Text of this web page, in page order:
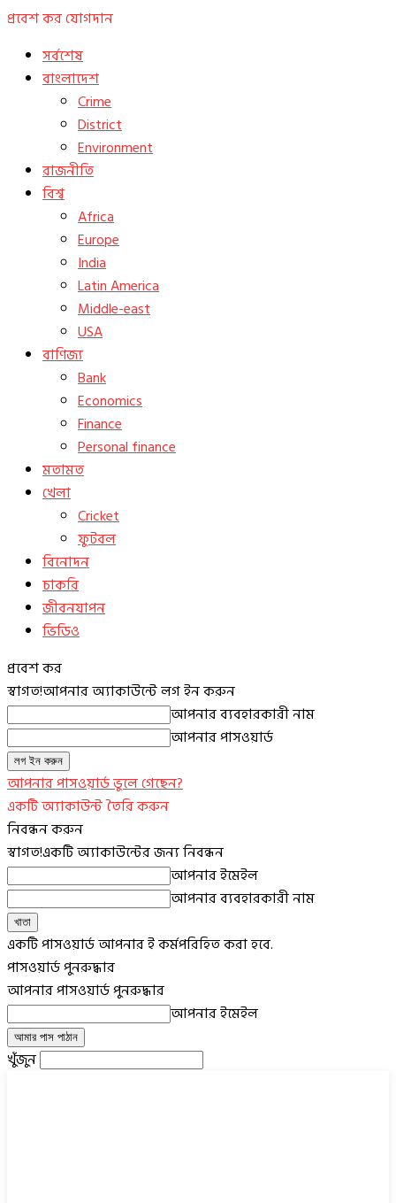
প্রবেশ করযোগদান
সর্বশেষ
বাংলাদেশ
Crime
District
Environment
রাজনীতি
বিশ্ব
Africa
Europe
India
Latin America
Middle-east
USA
বাণিজ্য
Bank
Economics
Finance
Personal finance
মতামত
খেলা
Cricket
ফুটবল
বিনোদন
চাকরি
জীবনযাপন
ভিডিও
প্রবেশ কর
স্বাগত!আপনার অ্যাকাউন্টে লগ ইন করুন
আপনার ব্যবহারকারী নাম
আপনার পাসওয়ার্ড
আপনার পাসওয়ার্ড ভুলে গেছেন?
একটি অ্যাকাউন্ট তৈরি করুন
নিবন্ধন করুন
স্বাগত!একটি অ্যাকাউন্টের জন্য নিবন্ধন
আপনার ইমেইল
আপনার ব্যবহারকারী নাম
একটি পাসওয়ার্ড আপনার ই কর্মপরিহিত করা হবে.
পাসওয়ার্ড পুনরুদ্ধার
আপনার পাসওয়ার্ড পুনরুদ্ধার
আপনার ইমেইল
খুঁজুন